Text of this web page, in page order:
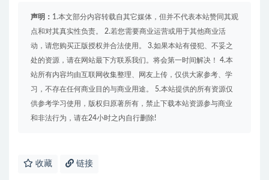
声明： 1.本文部分内容转载自其它媒体，但并不代表本站赞同其观
点和对其真实性负责。 2.若您需要商业运营或用于其他商业活
动，请您购买正版授权并合法使用。 3.如果本站有侵犯、不妥之
处的资源，请在网站最下方联系我们。将会第一时间解决！ 4.本
站所有内容均由互联网收集整理、网友上传，仅供大家参考、学
习，不存在任何商业目的与商业用途。 5.本站提供的所有资源仅
供参考学习使用，版权归原著所有，禁止下载本站资源参与商业
和非法行为，请在24小时之内自行删除!
收藏 链接